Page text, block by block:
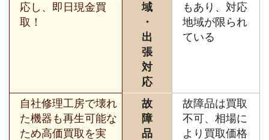
応し、即日現金買
取！
域
・
出
張
対
応
もあり、対応
地域が限られ
ている
自社修理工房で壊れ
た機器も再生可能な
ため高価買取を実
故
障
品
故障品は買取
不可、相場に
より買取価格